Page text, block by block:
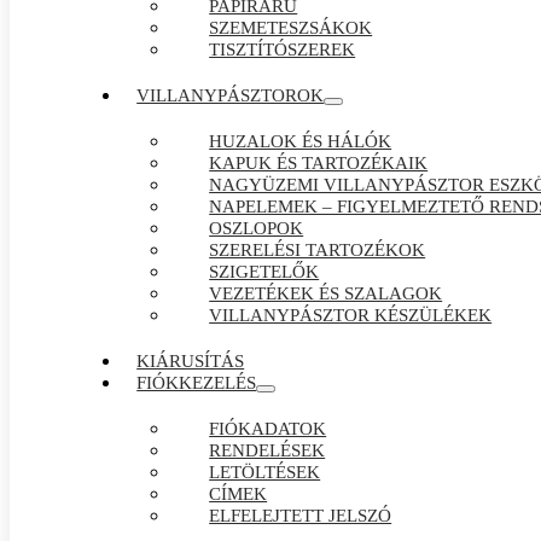
PAPÍRÁRÚ
SZEMETESZSÁKOK
TISZTÍTÓSZEREK
VILLANYPÁSZTOROK
HUZALOK ÉS HÁLÓK
KAPUK ÉS TARTOZÉKAIK
NAGYÜZEMI VILLANYPÁSZTOR
NAPELEMEK – FIGYELMEZTETŐ
OSZLOPOK
SZERELÉSI TARTOZÉKOK
SZIGETELŐK
VEZETÉKEK ÉS SZALAGOK
VILLANYPÁSZTOR KÉSZÜLÉKEK
KIÁRUSÍTÁS
FIÓKKEZELÉS
FIÓKADATOK
RENDELÉSEK
LETÖLTÉSEK
CÍMEK
ELFELEJTETT JELSZÓ